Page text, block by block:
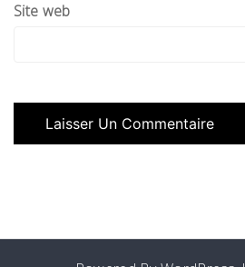
Site web